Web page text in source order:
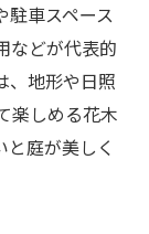
駐車スペース
などが代表的
、地形や日照
楽しめる花木
庭が美しく